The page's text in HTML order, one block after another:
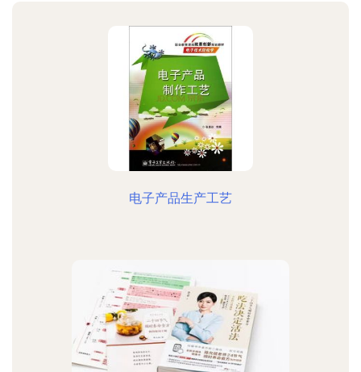
电子产品生产工艺